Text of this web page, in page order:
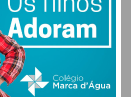
ALTERAR
EM PAÇOS DE